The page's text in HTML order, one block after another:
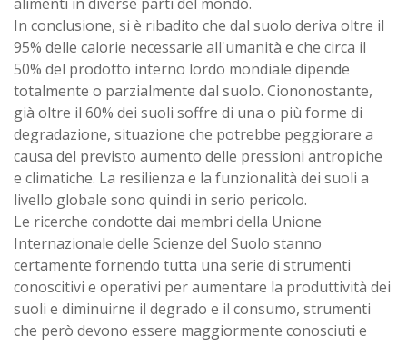
In conclusione, si è ribadito che dal suolo deriva oltre il
95% delle calorie necessarie all'umanità e che circa il
50% del prodotto interno lordo mondiale dipende
totalmente o parzialmente dal suolo. Ciononostante,
già oltre il 60% dei suoli soffre di una o più forme di
degradazione, situazione che potrebbe peggiorare a
causa del previsto aumento delle pressioni antropiche
e climatiche. La resilienza e la funzionalità dei suoli a
livello globale sono quindi in serio pericolo.
Le ricerche condotte dai membri della Unione
Internazionale delle Scienze del Suolo stanno
certamente fornendo tutta una serie di strumenti
conoscitivi e operativi per aumentare la produttività dei
suoli e diminuirne il degrado e il consumo, strumenti
che però devono essere maggiormente conosciuti e